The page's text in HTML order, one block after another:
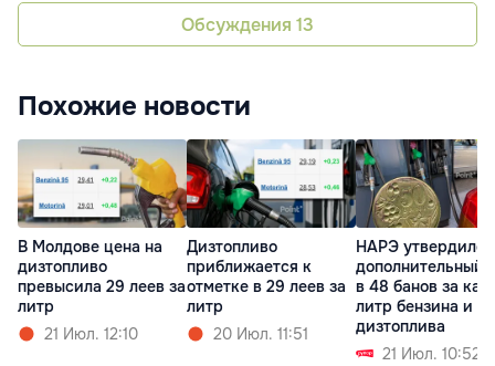
Обсуждения 13
Похожие новости
В Молдове цена на
дизтопливо
превысила 29 леев за
литр
21 Июл. 12:10
Дизтопливо
приближается к
отметке в 29 леев за
литр
20 Июл. 11:51
НАРЭ утвердило
дополнительный
в 48 банов за
литр бензина и
дизтоплива
21 Июл. 10:52